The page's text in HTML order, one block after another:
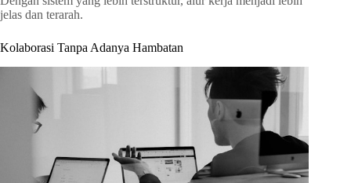
jelas dan terarah.
Kolaborasi Tanpa Adanya Hambatan